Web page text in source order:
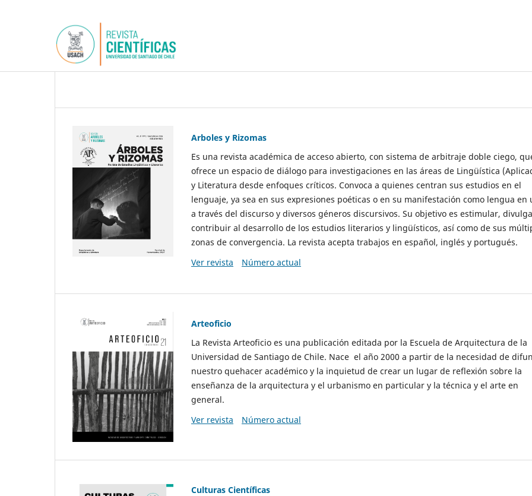
Arboles y Rizomas
Es una revista académica de acceso abierto, con sistema de arbitraje doble ciego,
ofrece un espacio de diálogo para investigaciones en las áreas de Lingüística
y Literatura desde enfoques críticos. Convoca a quienes centran sus estudios en el
lenguaje, ya sea en sus expresiones poéticas o en su manifestación como lengua en
a través del discurso y diversos géneros discursivos. Su objetivo es estimular,
contribuir al desarrollo de los estudios literarios y lingüísticos, así como de sus
zonas de convergencia. La revista acepta trabajos en español, inglés y portugués.
Ver revista
Número actual
Arteoficio
La Revista Arteoficio es una publicación editada por la Escuela de Arquitectura de la
Universidad de Santiago de Chile. Nace el año 2000 a partir de la necesidad de
nuestro quehacer académico y la inquietud de crear un lugar de reflexión sobre la
enseñanza de la arquitectura y el urbanismo en particular y la técnica y el arte en
general.
Ver revista
Número actual
Culturas Científicas